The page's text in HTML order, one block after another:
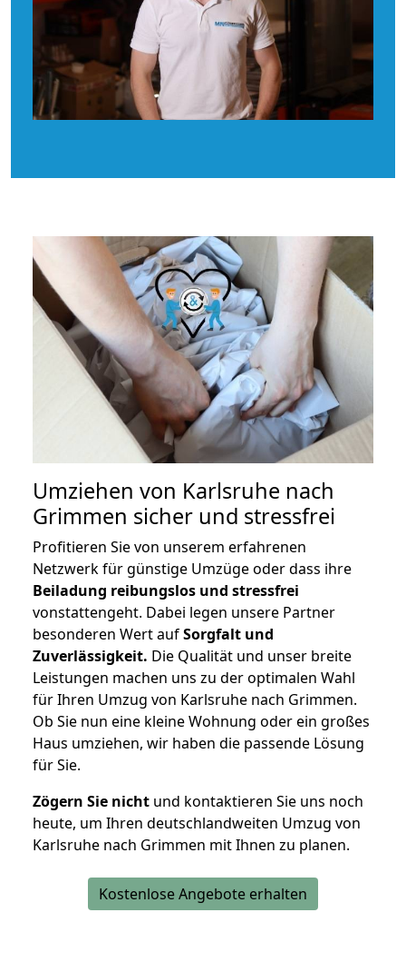
Umziehen von Karlsruhe nach
Grimmen sicher und stressfrei
Profitieren Sie von unserem erfahrenen
Netzwerk für günstige Umzüge oder dass ihre
Beiladung reibungslos und stressfrei
vonstattengeht. Dabei legen unsere Partner
besonderen Wert aufSorgfalt und
Zuverlässigkeit. Die Qualität und unser breite
Leistungen machen uns zu der optimalen Wahl
für Ihren Umzug von Karlsruhe nach Grimmen.
Ob Sie nun eine kleine Wohnung oder ein großes
Haus umziehen, wir haben die passende Lösung
für Sie.
Zögern Sie nicht und kontaktieren Sie uns noch
heute, um Ihren deutschlandweiten Umzug von
Karlsruhe nach Grimmen mit Ihnen zu planen.
Kostenlose Angebote erhalten